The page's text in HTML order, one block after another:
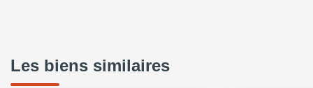
Les biens similaires